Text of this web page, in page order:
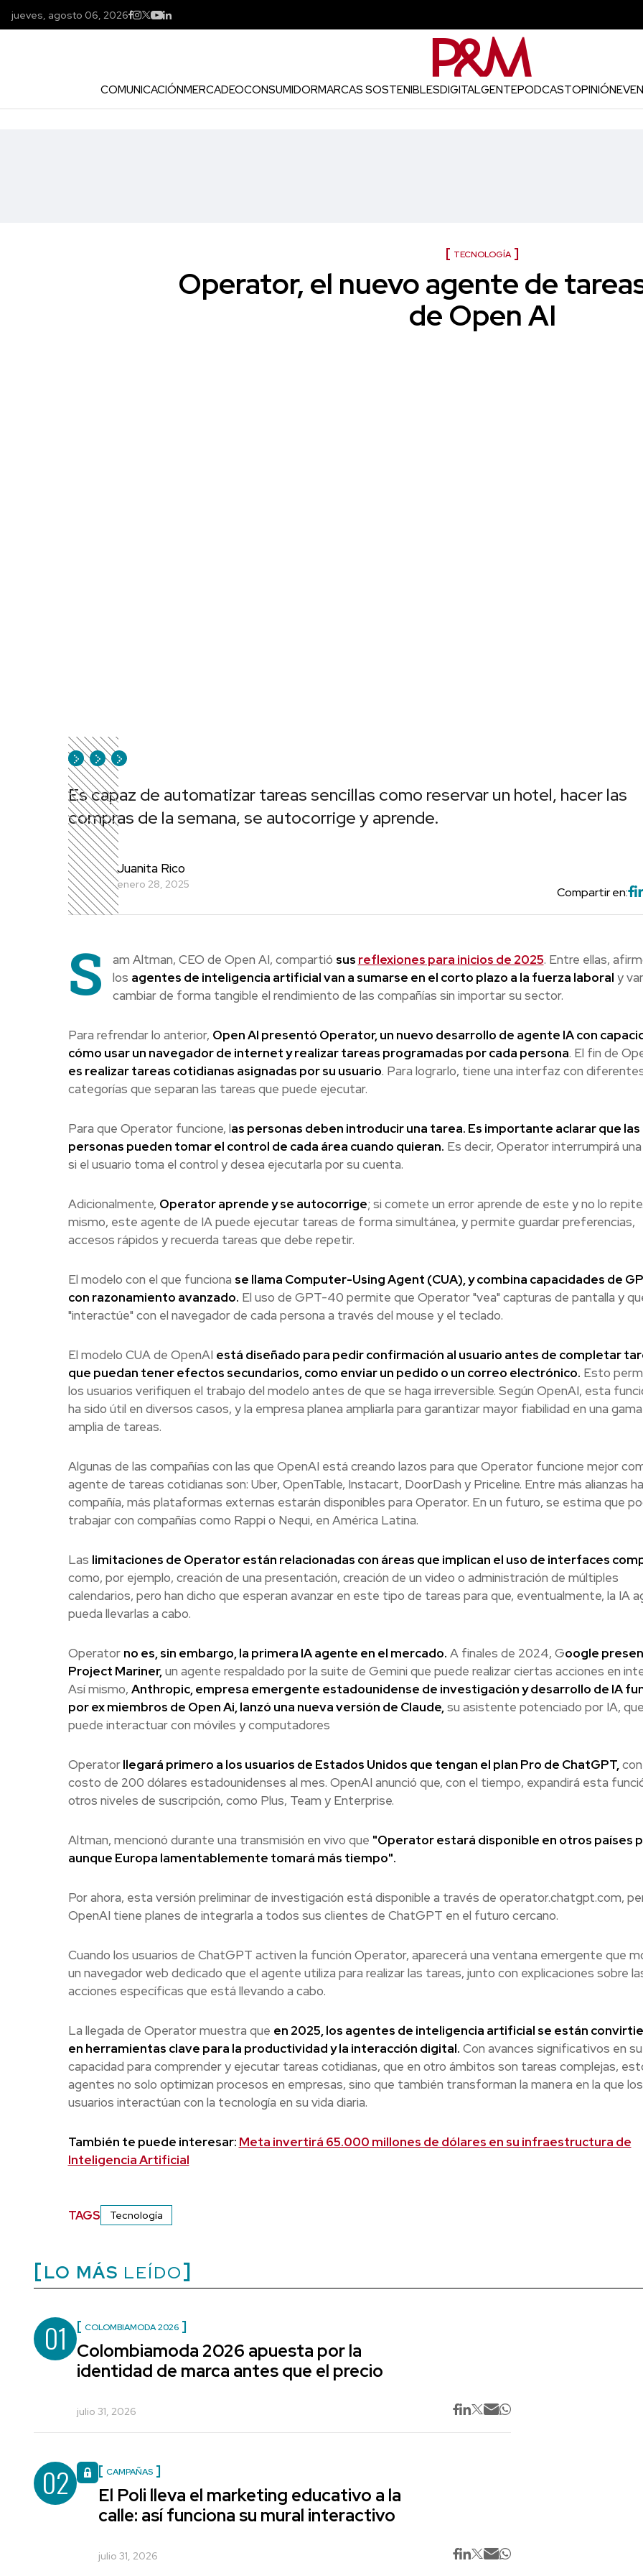
jueves, agosto 06, 2026
COMUNICACIÓNMERCADEOCONSUMIDORMARCAS SOSTENIBLESDIGITALGENTEPODCASTOPINIÓN
TECNOLOGÍA
Operator, el nuevo agente de
de Open AI
Es capaz de automatizar tareas sencillas como reservar un hotel, hacer las
compras de la semana, se autocorrige y aprende.
Juanita Rico
enero 28, 2025
Compartir en:
S am Altman, CEO de Open AI, compartió sus reflexiones para inicios de 2025. Entre ellas,
los agentes de inteligencia artificial van a sumarse en el corto plazo a la fuerza laboral y
cambiar de forma tangible el rendimiento de las compañías sin importar su sector.
Para refrendar lo anterior, Open AI presentó Operator, un nuevo desarrollo de agente IA con
cómo usar un navegador de internet y realizar tareas programadas por cada persona. El fin de
es realizar tareas cotidianas asignadas por su usuario. Para lograrlo, tiene una interfaz con
categorías que separan las tareas que puede ejecutar.
Para que Operator funcione, las personas deben introducir una tarea. Es importante aclarar que las
personas pueden tomar el control de cada área cuando quieran. Es decir, Operator interrumpirá
si el usuario toma el control y desea ejecutarla por su cuenta.
Adicionalmente, Operator aprende y se autocorrige; si comete un error aprende de este y no lo
mismo, este agente de IA puede ejecutar tareas de forma simultánea, y permite guardar preferencias,
accesos rápidos y recuerda tareas que debe repetir.
El modelo con el que funciona se llama Computer-Using Agent (CUA), y combina capacidades de
con razonamiento avanzado. El uso de GPT-40 permite que Operator "vea" capturas de pantalla y
"interactúe" con el navegador de cada persona a través del mouse y el teclado.
El modelo CUA de OpenAI está diseñado para pedir confirmación al usuario antes de completar
que puedan tener efectos secundarios, como enviar un pedido o un correo electrónico. Esto
los usuarios verifiquen el trabajo del modelo antes de que se haga irreversible. Según OpenAI, esta
ha sido útil en diversos casos, y la empresa planea ampliarla para garantizar mayor fiabilidad en una
amplia de tareas.
Algunas de las compañías con las que OpenAI está creando lazos para que Operator funcione mejor
agente de tareas cotidianas son: Uber, OpenTable, Instacart, DoorDash y Priceline. Entre más alianzas
compañía, más plataformas externas estarán disponibles para Operator. En un futuro, se estima que
trabajar con compañías como Rappi o Nequi, en América Latina.
Las limitaciones de Operator están relacionadas con áreas que implican el uso de interfaces
como, por ejemplo, creación de una presentación, creación de un video o administración de múltiples
calendarios, pero han dicho que esperan avanzar en este tipo de tareas para que, eventualmente, la IA
pueda llevarlas a cabo.
Operator no es, sin embargo, la primera IA agente en el mercado. A finales de 2024, Google
Project Mariner,un agente respaldado por la suite de Gemini que puede realizar ciertas acciones en
Así mismo, Anthropic, empresa emergente estadounidense de investigación y desarrollo de IA
por ex miembros de Open Ai, lanzó una nueva versión de Claude,su asistente potenciado por IA, que
puede interactuar con móviles y computadores
Operatorllegará primero a los usuarios de Estados Unidos que tengan el plan Pro de ChatGPT,con
costo de 200 dólares estadounidenses al mes. OpenAI anunció que, con el tiempo, expandirá esta
otros niveles de suscripción, como Plus, Team y Enterprise.
Altman, mencionó durante una transmisión en vivo que "Operator estará disponible en otros países
aunque Europa lamentablemente tomará más tiempo".
Por ahora, esta versión preliminar de investigación está disponible a través de operator.chatgpt.com,
OpenAI tiene planes de integrarla a todos sus clientes de ChatGPT en el futuro cercano.
Cuando los usuarios de ChatGPT activen la función Operator, aparecerá una ventana emergente que
un navegador web dedicado que el agente utiliza para realizar las tareas, junto con explicaciones sobre
acciones específicas que está llevando a cabo.
La llegada de Operator muestra que en 2025, los agentes de inteligencia artificial se están
en herramientas clave para la productividad y la interacción digital. Con avances significativos en su
capacidad para comprender y ejecutar tareas cotidianas, que en otro ámbitos son tareas complejas,
agentes no solo optimizan procesos en empresas, sino que también transforman la manera en la que los
usuarios interactúan con la tecnología en su vida diaria.
También te puede interesar: Meta invertirá 65.000 millones de dólares en su infraestructura de
Inteligencia Artificial
TAGS Tecnología
LO MÁS LEÍDO
01 COLOMBIAMODA 2026
Colombiamoda 2026 apuesta por la
identidad de marca antes que el precio
julio 31, 2026
02 CAMPAÑAS
El Poli lleva el marketing educativo a la
calle: así funciona su mural interactivo
julio 31, 2026